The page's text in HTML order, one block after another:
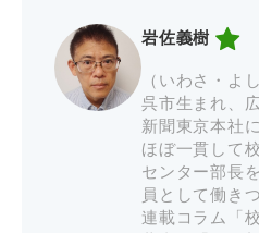
岩佐義樹
（いわさ・よ
呉市生まれ、
新聞東京本社
ほぼ一貫して
センター部長
員として働き
連載コラム「